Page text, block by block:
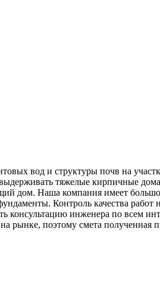
вод и структуры почв на
тяжелые кирпичные
дом. Наша компания имеет
Контроль качества работ
консультацию инженера по всем
поэтому смета полученная